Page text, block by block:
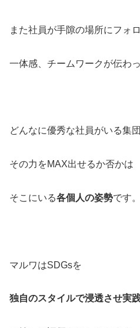
また社員が手隙の場所にフォ
一体感、チームワークが伝わ
どんなに優秀な社員がいる集
その力をMAX出せるか否かは
そこにいる各個人の姿勢です。
マルワはSDGsを
独自のスタイルで浸透させ実